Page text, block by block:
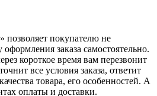
позволяет покупателю не
заказа самостоятельно.
короткое время вам перезвонит
все условия заказа, ответит
товара, его особенностей. А
оплаты и доставки.